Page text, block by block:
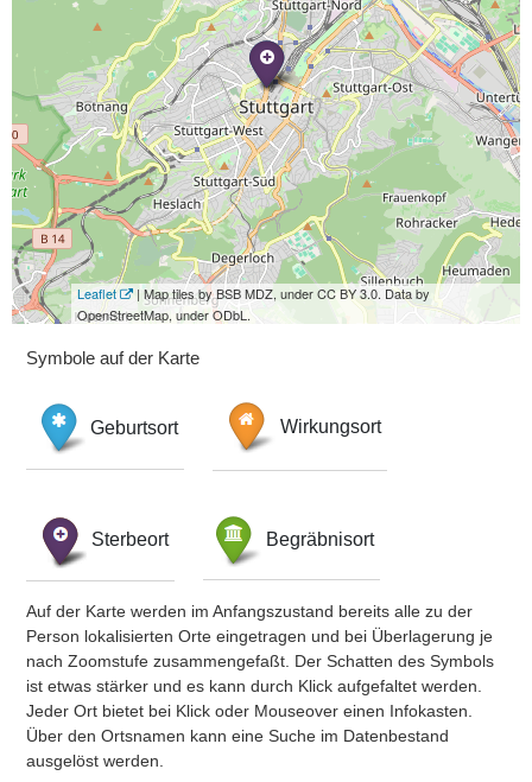
Leaflet
| Map tiles by BSB MDZ, under CC BY 3.0. Data by
OpenStreetMap, under ODbL.
Symbole auf der Karte
Geburtsort Wirkungsort
Sterbeort Begräbnisort
Auf der Karte werden im Anfangszustand bereits alle zu der
Person lokalisierten Orte eingetragen und bei Überlagerung je
nach Zoomstufe zusammengefaßt. Der Schatten des Symbols
ist etwas stärker und es kann durch Klick aufgefaltet werden.
Jeder Ort bietet bei Klick oder Mouseover einen Infokasten.
Über den Ortsnamen kann eine Suche im Datenbestand
ausgelöst werden.